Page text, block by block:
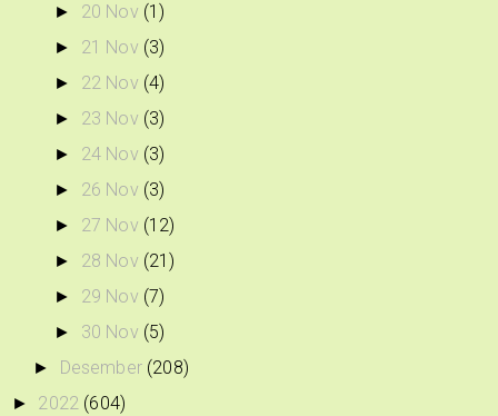
► 20 Nov (1)
► 21 Nov (3)
► 22 Nov (4)
► 23 Nov (3)
► 24 Nov (3)
► 26 Nov (3)
► 27 Nov (12)
► 28 Nov (21)
► 29 Nov (7)
► 30 Nov (5)
► Desember (208)
► 2022 (604)